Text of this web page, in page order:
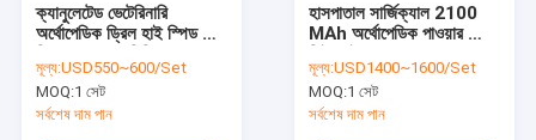
ক্যানুলেটেড ভেটেরিনারি
অর্থোপেডিক ড্রিল হাই স্পিড বোন
মূল্য:USD550~600/Set
MOQ:1 সেট
সর্বশেষ দাম পান
হাসপাতাল সার্জিক্যাল 2100
MAh অর্থোপেডিক পাওয়ার ড্রিল
মূল্য:USD1400~1600/Set
MOQ:1 সেট
সর্বশেষ দাম পান